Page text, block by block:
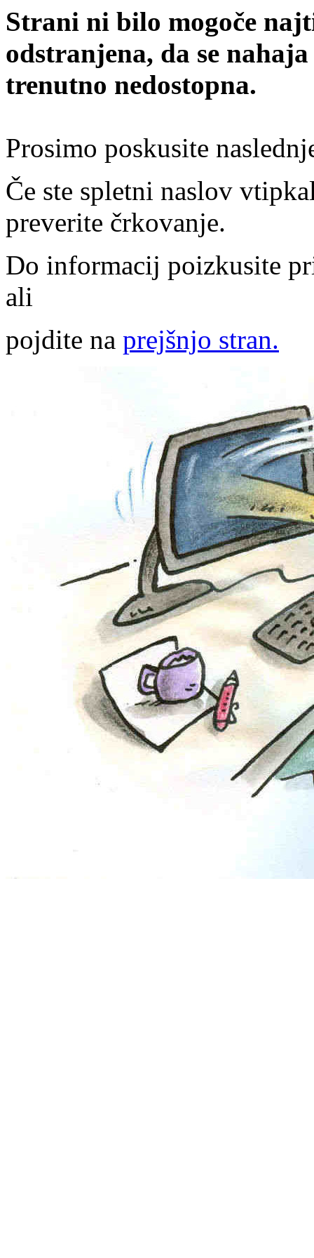
Strani ni bilo mogoče
odstranjena, da se
trenutno nedostopna.
Prosimo poskusite
Če ste spletni naslov
preverite črkovanje.
Do informacij poizkusite
ali
pojdite na prejšnjo stran.